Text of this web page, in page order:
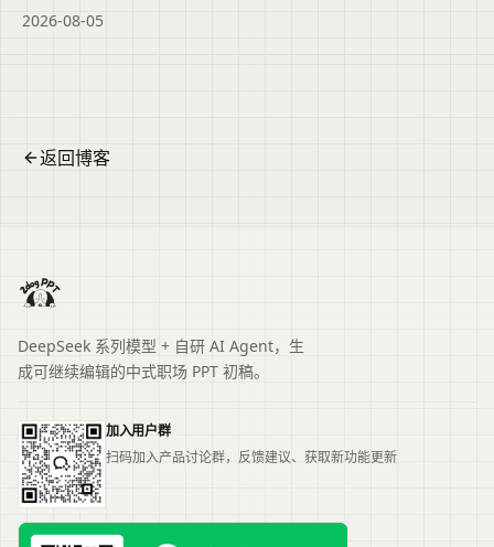
介绍二狗PPT辅助整理结构化初稿。
2026-08-05
返回博客
DeepSeek 系列模型 + 自研 AI Agent，生
成可继续编辑的中式职场 PPT 初稿。
加入用户群
扫码加入产品讨论群，反馈建议、获取新功能更新